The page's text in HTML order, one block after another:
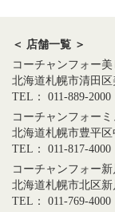
＜ 店舗一覧 ＞
コーチャンフォー
北海道札幌市清田
TEL： 011-889-2000
コーチャンフォー
北海道札幌市豊平
TEL： 011-817-4000
コーチャンフォー
北海道札幌市北区
TEL： 011-769-4000